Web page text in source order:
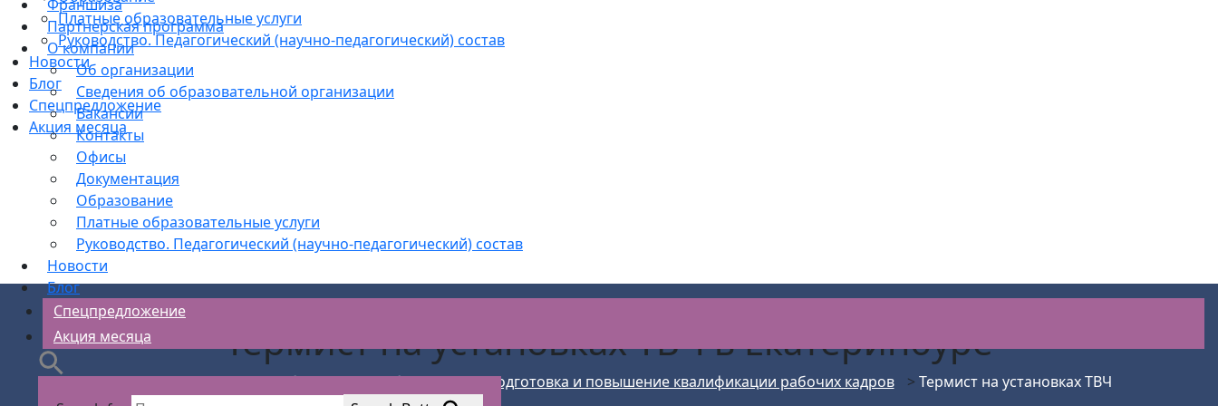
Платные образовательные услуги
Руководство. Педагогический (научно-педагогический) состав
Новости
Блог
Спецпредложение
Акция месяца
Франшиза
Партнерская программа
О компании
Об организации
Сведения об образовательной организации
Вакансии
Контакты
Офисы
Документация
Образование
Платные образовательные услуги
Руководство. Педагогический (научно-педагогический) состав
Новости
Блог
Спецпредложение
Акция месяца
Термист на установках ТВЧв Екатеринбуре
АС Безопасности > Рабочие кадры обучение > Подготовка и повышение квалификации рабочих кадров > Термист на установках ТВЧ